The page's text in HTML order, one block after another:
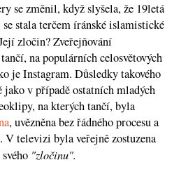
se změnil, když slyšela, že 19letá
se stala terčem íránské islamistické
zločin? Zveřejňování
na populárních celosvětových
je Instagram. Důsledky takového
jako v případě ostatních mladých
na kterých tančí, byla
, uvězněna bez řádného procesu a
V televizi byla veřejně zostuzena
svého "zločinu".